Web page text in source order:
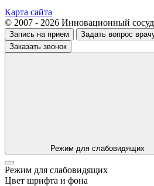
Карта сайта
© 2007 - 2026 Инновационный
Запись на прием Задать вопрос
Заказать звонок
Режим для слабовидящих
Режим для слабовидящих
Цвет шрифта и фона